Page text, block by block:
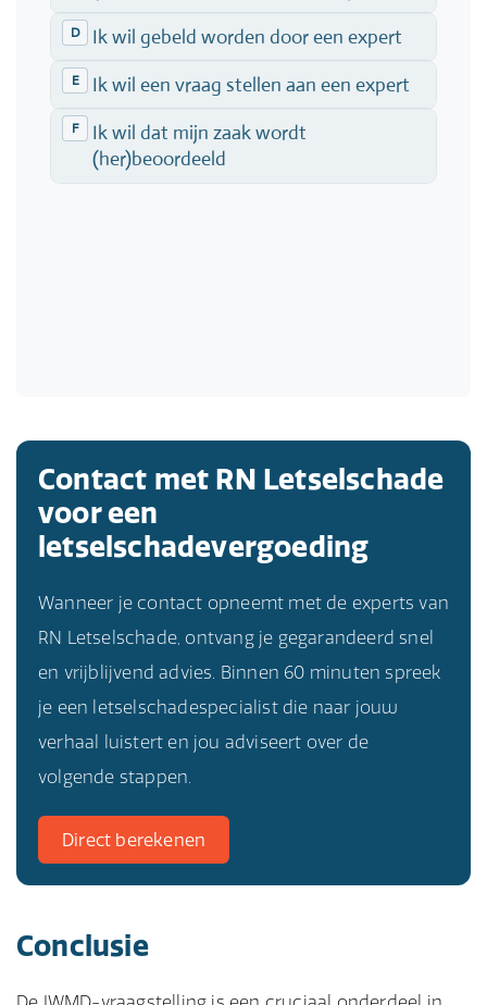
Contact met RN Letselschade
voor een
letselschadevergoeding
Wanneer je contact opneemt met de experts van
RN Letselschade, ontvang je gegarandeerd snel
en vrijblijvend advies. Binnen 60 minuten spreek
je een letselschadespecialist die naar jouw
verhaal luistert en jou adviseert over de
volgende stappen.
Direct berekenen
Conclusie